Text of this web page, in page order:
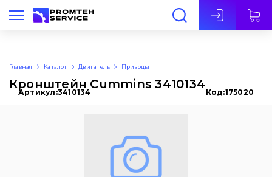
Рус
Главная Каталог Двигатель Приводы
Кронштейн Cummins 3410134
Артикул:3410134 Код:175020